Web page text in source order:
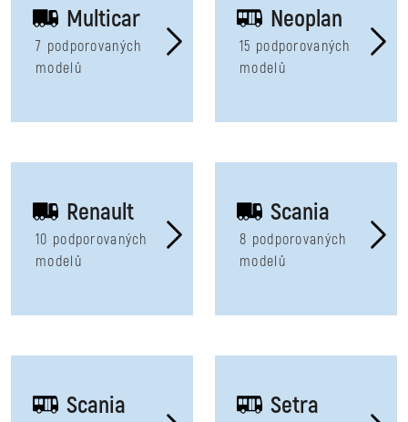
Multicar
7 podporovaných
modelů
Neoplan
15 podporovaných
modelů
Renault
10 podporovaných
modelů
Scania
8 podporovaných
modelů
Scania Setra